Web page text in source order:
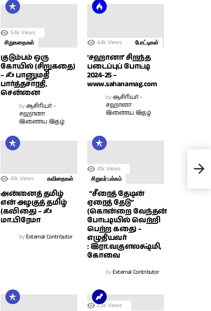
5.4k Views
சிறுகதைகள்
குடும்பம் ஒரு
கோயில் (சிறுகதை)
– ✍ பானுமதி
பார்த்தசாரதி,
சென்னை
byஆசிரியர் -
சஹானா
இணைய இதழ்
4.4k Views போட்டிகள்
‘சஹானா’ சிறந்த
படைப்புப் போட்டி
2024-25 –
www.sahanamag.com
byஆசிரியர் -
சஹானா
இணைய இதழ்
4.1k Views கவிதைகள்
அன்னைத் தமிழ்
என் அழகுத் தமிழ்
(கவிதை) – ✍
மா.பிரேமா
byExternal Contributor
4.1k Views
சிறுவர் பக்கம்
“சீரைத் தேடின்
ஏரைத் தேடு”
(கொன்றை வேந்தன்
போட்டியில் வெற்றி
பெற்ற கதை) –
எழுதியவர்
: இரா.வகுளலக்ஷ்மி,
கோவை
byExternal Contributor
2.3k Views